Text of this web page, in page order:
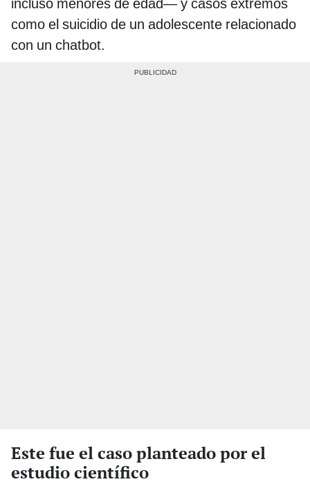
incluso menores de edad— y casos extremos
como el suicidio de un adolescente relacionado
con un chatbot.
Este fue el caso planteado por el
estudio científico